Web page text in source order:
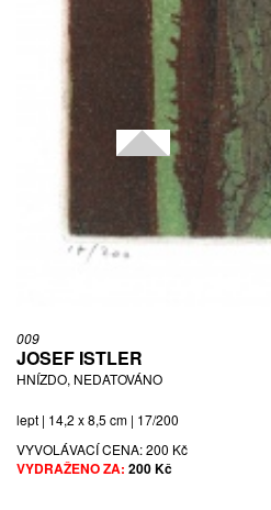
009
JOSEF ISTLER
HNÍZDO, NEDATOVÁNO
lept | 14,2 x 8,5 cm | 17/200
VYVOLÁVACÍ CENA:200 Kč
VYDRAŽENO ZA: 200 Kč